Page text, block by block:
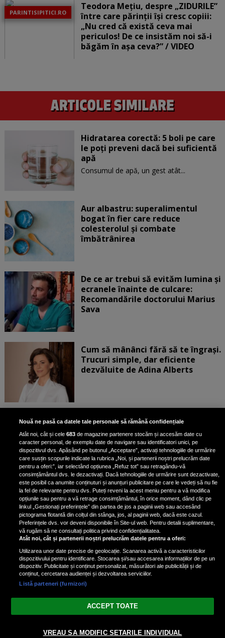
PARINTISIPITICI.RO
Teodora Mețiu, despre „ZIDURILE”
între care părinții își cresc copiii:
„Nu cred că există ceva mai
periculos! De ce insistăm noi să-i
băgăm în așa ceva?” / VIDEO
Hidratarea corectă: 5 boli pe care
le poți preveni dacă bei suficientă
apă
Consumul de apă, un gest atât...
Aur albastru: superalimentul
bogat în fier care reduce
colesterolul și combate
îmbătrânirea
De ce ar trebui să evităm lumina și
ecranele înainte de culcare:
Recomandările doctorului Marius
Sava
Cum să mânânci fără să te îngrași.
Trucuri simple, dar eficiente
dezvăluite de Adina Alberts
Exercițiul fizic poate reduce
mortalitatea în cazul a șase tipuri
de cancer, potrivit unui nou raport
Condimentul cu proprietăți
antiinflamatorii care reduce
stresul și îmbunătățește circulația
Nouă ne pasă ca datele tale personale să rămână confidențiale
Atât noi, cât și cele683 de magazine partenere stocăm și accesăm date cu
caracter personal, de exemplu date de navigare sau identificatori unici, pe
dispozitivul dvs. Apăsând pe butonul „Acceptare”, activați tehnologiile de urmărire
care susțin scopurile indicate la rubrica „Noi, și partenerii noștri prelucrăm date
pentru a oferi:”, iar selectând opțiunea „Refuz tot” sau retragându-vă
consimțământul dvs. le dezactivați. Dacă tehnologiile de urmărire sunt dezactivate,
este posibil ca anumite conținuturi și anunțuri publicitare pe care le vedeți să nu fie
la fel de relevante pentru dvs. Puteți reveni la acest meniu pentru a vă modifica
opțiunile sau pentru a vă retrage consimțământul, în orice moment, dând clic pe
linkul „Gestionați preferințele” din partea de jos a paginii web sau accesând
pictograma flotantă din colțul din stânga, jos, al paginii web, dacă este cazul.
Preferințele dvs. vor deveni disponibile în Site-ul web. Pentru detalii suplimentare,
vă rugăm să ne consultați politica privind confidențialitatea.
Atât noi, cât și partenerii noștri prelucrăm datele pentru a oferi:
Utilizarea unor date precise de geolocație. Scanarea activă a caracteristicilor
dispozitivului pentru identificare. Stocarea și/sau accesarea informațiilor de pe un
dispozitiv. Publicitate și conținut personalizat, măsurători ale publicității și de
conținut, cercetarea audienței și dezvoltarea serviciilor.
Listă parteneri (furnizori)
ACCEPT TOATE
VREAU SA MODIFIC SETARILE INDIVIDUAL